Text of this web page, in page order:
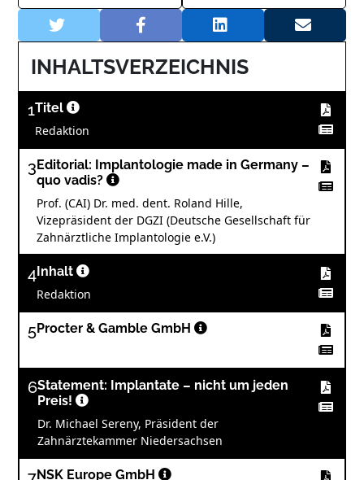
INHALTSVERZEICHNIS
1Titel
Redaktion
3 Editorial: Implantologie made in Germany –
quo vadis?
Prof. (CAI) Dr. med. dent. Roland Hille,
Vizepräsident der DGZI (Deutsche Gesellschaft für
Zahnärztliche Implantologie e.V.)
4 Inhalt
Redaktion
5Procter & Gamble GmbH
6Statement: Implantate – nicht um jeden
Preis!
Dr. Michael Sereny, Präsident der
Zahnärztekammer Niedersachsen
NSK Europe GmbH